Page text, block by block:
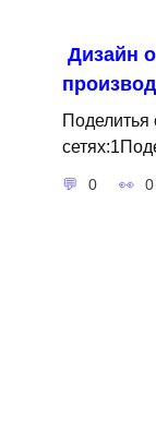
Дизайн
Поделитья
0 0